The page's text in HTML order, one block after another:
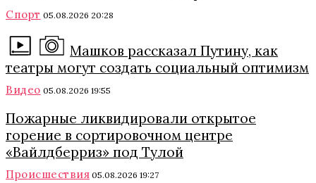
Спорт 05.08.2026 20:28
Машков рассказал Путину, как
театры могут создать социальный оптимизм
Видео 05.08.2026 19:55
Пожарные ликвидировали открытое
горение в сортировочном центре
«Вайлдберриз» под Тулой
Происшествия 05.08.2026 19:27